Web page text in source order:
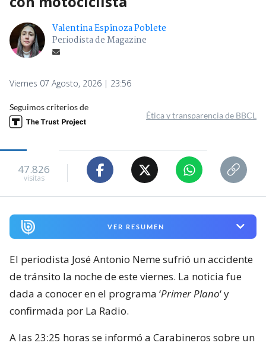
Valentina Espinoza Poblete
Periodista de Magazine
Viernes 07 Agosto, 2026 | 23:56
Seguimos criterios de
Ética y transparencia de BBCL
47.826
visitas
VER RESUMEN
El periodista José Antonio Neme sufrió un accidente
de tránsito la noche de este viernes. La noticia fue
dada a conocer en el programa ‘Primer Plano‘ y
confirmada por La Radio.
A las 23:25 horas se informó a Carabineros sobre un